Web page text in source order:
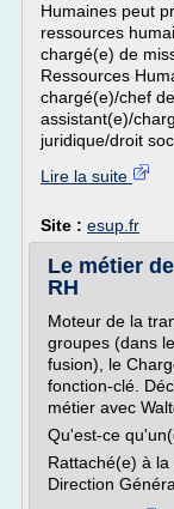
Humaines peut
ressources
chargé(e) de
Ressources
chargé(e)/chef
assistant(e)/
juridique/droit
Lire la suite
Site : esup.fr
Le métier
RH
Moteur de la
groupes (dans
fusion), le
fonction-clé.
métier avec
Qu'est-ce
Rattaché(e) à
Direction